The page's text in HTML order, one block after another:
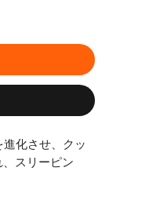
化させ、クッ
スリーピン